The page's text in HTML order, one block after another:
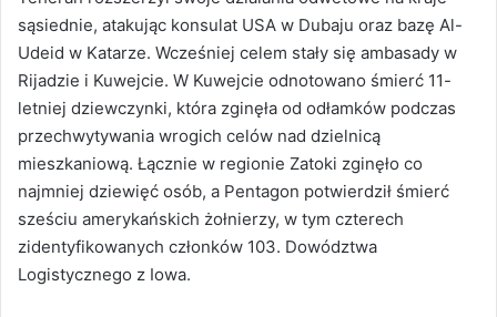
sąsiednie, atakując konsulat USA w Dubaju oraz bazę Al-
Udeid w Katarze. Wcześniej celem stały się ambasady w
Rijadzie i Kuwejcie. W Kuwejcie odnotowano śmierć 11-
letniej dziewczynki, która zginęła od odłamków podczas
przechwytywania wrogich celów nad dzielnicą
mieszkaniową. Łącznie w regionie Zatoki zginęło co
najmniej dziewięć osób, a Pentagon potwierdził śmierć
sześciu amerykańskich żołnierzy, w tym czterech
zidentyfikowanych członków 103. Dowództwa
Logistycznego z Iowa.